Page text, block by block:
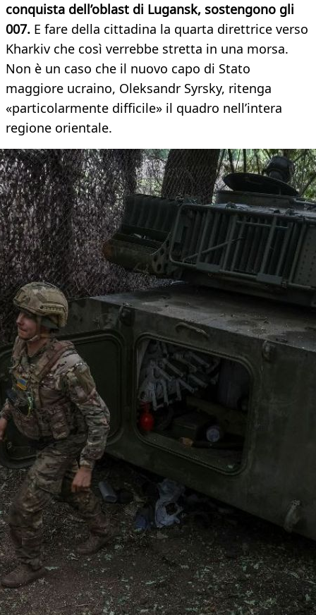
conquista dell’oblast di Lugansk, sostengono gli
007. E fare della cittadina la quarta direttrice verso
Kharkiv che così verrebbe stretta in una morsa.
Non è un caso che il nuovo capo di Stato
maggiore ucraino, Oleksandr Syrsky, ritenga
«particolarmente difficile» il quadro nell’intera
regione orientale.